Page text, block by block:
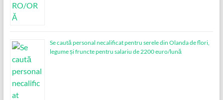
Se caută personal necalificat pentru serele din Olanda de flori,
legume și fruncte pentru salariu de 2200 euro/lună